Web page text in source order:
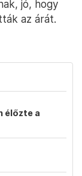
jó, hogy
az árát.
élőzte a